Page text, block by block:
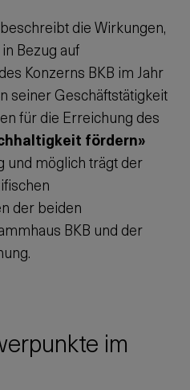
die Wirkungen,
Bezug auf
Konzerns BKB im Jahr
seiner Geschäftstätigkeit
für die Erreichung des
fördern»
und möglich trägt der
der beiden
BKB und der
im